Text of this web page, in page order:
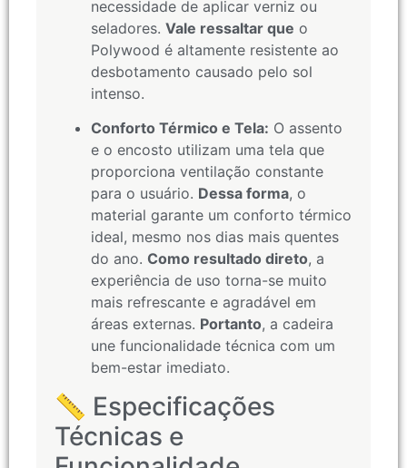
necessidade de aplicar verniz ou
seladores. Vale ressaltar que o
Polywood é altamente resistente ao
desbotamento causado pelo sol
intenso.
Conforto Térmico e Tela: O assento
e o encosto utilizam uma tela que
proporciona ventilação constante
para o usuário. Dessa forma, o
material garante um conforto térmico
ideal, mesmo nos dias mais quentes
do ano. Como resultado direto, a
experiência de uso torna-se muito
mais refrescante e agradável em
áreas externas. Portanto, a cadeira
une funcionalidade técnica com um
bem-estar imediato.
📏 Especificações
Técnicas e